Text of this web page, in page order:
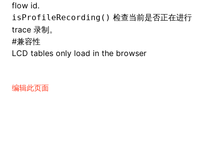
flow id.
isProfileRecording() 检查当前是否正在进行
trace 录制。
#兼容性
LCD tables only load in the browser
编辑此页面